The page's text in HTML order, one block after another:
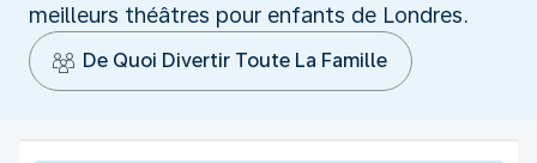
meilleurs théâtres pour enfants de Londres.
De Quoi Divertir Toute La Famille